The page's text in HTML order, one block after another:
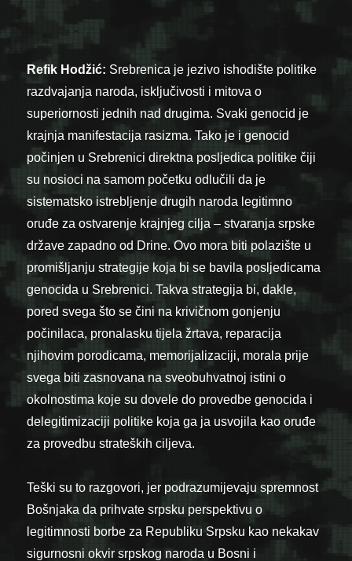
Refik Hodžić: Srebrenica je jezivo ishodište politike
razdvajanja naroda, isključivosti i mitova o
superiornosti jednih nad drugima. Svaki genocid je
krajnja manifestacija rasizma. Tako je i genocid
počinjen u Srebrenici direktna posljedica politike čiji
su nosioci na samom početku odlučili da je
sistematsko istrebljenje drugih naroda legitimno
oruđe za ostvarenje krajnjeg cilja – stvaranja srpske
države zapadno od Drine. Ovo mora biti polazište u
promišljanju strategije koja bi se bavila posljedicama
genocida u Srebrenici. Takva strategija bi, dakle,
pored svega što se čini na krivičnom gonjenju
počinilaca, pronalasku tijela žrtava, reparacija
njihovim porodicama, memorijalizaciji, morala prije
svega biti zasnovana na sveobuhvatnoj istini o
okolnostima koje su dovele do provedbe genocida i
delegitimizaciji politike koja ga ja usvojila kao oruđe
za provedbu strateških ciljeva.
Teški su to razgovori, jer podrazumijevaju spremnost
Bošnjaka da prihvate srpsku perspektivu o
legitimnosti borbe za Republiku Srpsku kao nekakav
sigurnosni okvir srpskog naroda u Bosni i